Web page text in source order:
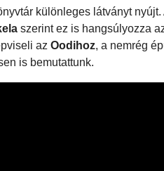
különleges látványt
szerint ez is hangsúlyozza
az Oodihoz, a nemrég
is bemutattunk.